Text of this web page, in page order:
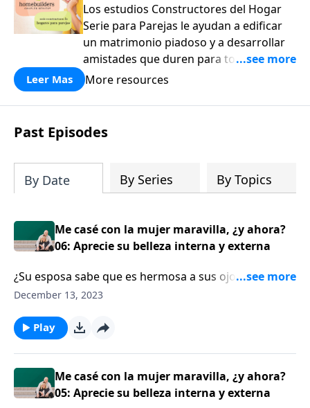
Los estudios Constructores del Hogar
Serie para Parejas le ayudan a edificar
un matrimonio piadoso y a desarrollar
amistades que duren para toda la vida.
¡Únase a uno de los estudios de grupos
a casa los principios de la Palabra de
Dios para compartirlos con su familia,
su iglesia y su comunidad!
Leer Mas More resources
Past Episodes
By Date By Series By Topics
Me casé con la mujer maravilla, ¿y ahora?
06: Aprecie su belleza interna y externa
¿Su esposa sabe que es hermosa a sus ojos? Jess
MacCallum, el comprometido esposo de una mujer
halagar la belleza externa de su esposa, sino que
deliberadamente se enfoquen en las cualidades que
amabilidad, por ejemplo. Cuando Jess MacCallum se
casó con una mujer de carácter fuerte. No se había
December 13, 2023
Play
Me casé con la mujer maravilla, ¿y ahora?
05: Aprecie su belleza interna y externa